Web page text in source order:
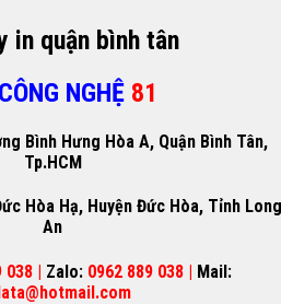
in quận bình tân
NGHỆ 81
Bình Hưng Hòa A, Quận Bình Tân,
Tp.HCM
Hòa Hạ, Huyện Đức Hòa, Tỉnh Long
An
038 | Zalo: 0962 889 038 | Mail: